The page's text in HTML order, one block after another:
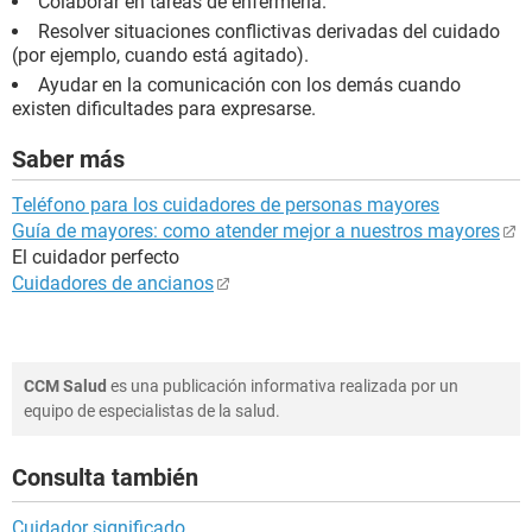
Resolver situaciones conflictivas derivadas del cuidado
(por ejemplo, cuando está agitado).
Ayudar en la comunicación con los demás cuando
existen dificultades para expresarse.
Saber más
Teléfono para los cuidadores de personas mayores
Guía de mayores: como atender mejor a nuestros mayores
El cuidador perfecto
Cuidadores de ancianos
CCM Salud es una publicación informativa realizada por un
equipo de especialistas de la salud.
Consulta también